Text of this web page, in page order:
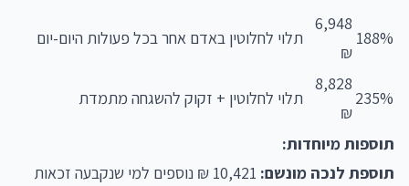
188%
6,948
₪
תלוי לחלוטין באדם אחר בכל פעולות היום-יום
235%
8,828
₪
תלוי לחלוטין + זקוק להשגחה מתמדת
תוספות מיוחדות:
תוספת לנכה מונשם:
10,421 ₪ נוספים למי שנקבעה זכאות